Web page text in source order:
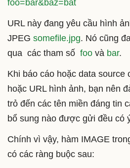
foo=bar&baz=bat
URL này đang yêu cầu hình
JPEG somefile.jpg. Nó cũng
qua các tham số foo và bar.
Khi báo cáo hoặc data source
hoặc URL hình ảnh, bạn nên
trỏ đến các tên miền đáng tin
bổ sung nào được gửi đều có
Chính vì vậy, hàm IMAGE
có các ràng buộc sau: